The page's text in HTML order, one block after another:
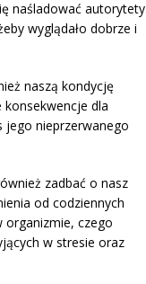
naśladować autorytety
wyglądało dobrze i
naszą kondycję
konsekwencje dla
jego nieprzerwanego
zadbać o nasz
od codziennych
czego
w stresie oraz